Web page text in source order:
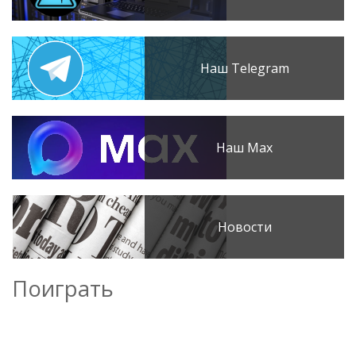
Наш Telegram
Наш Max
Новости
Поиграть